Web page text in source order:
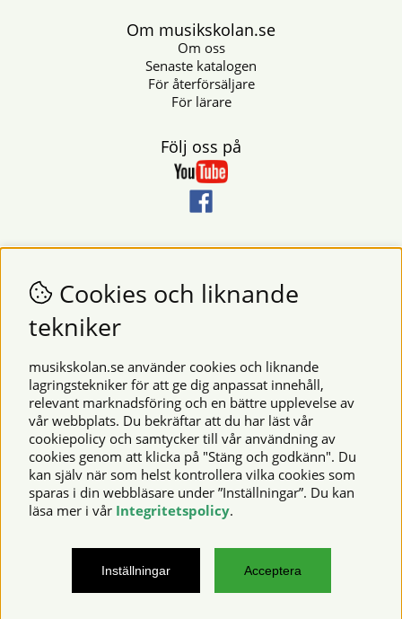
Om musikskolan.se
Om oss
Senaste katalogen
För återförsäljare
För lärare
Följ oss på
Nyhetsbrev
Vill du få nyheter och erbjudanden från oss? Fyll då i din e-
postadress i fältet nedan.
Säkra betalningar
© 2026 Musikskolan. Vi använder cookies -läs mer här
notskrivningsprogram och mycket mer
Cookies och liknande
tekniker
musikskolan.se använder cookies och liknande
lagringstekniker för att ge dig anpassat innehåll,
relevant marknadsföring och en bättre upplevelse av
vår webbplats. Du bekräftar att du har läst vår
cookiepolicy och samtycker till vår användning av
cookies genom att klicka på "Stäng och godkänn". Du
kan själv när som helst kontrollera vilka cookies som
sparas i din webbläsare under ”Inställningar”. Du kan
läsa mer i vår Integritetspolicy.
Inställningar Acceptera